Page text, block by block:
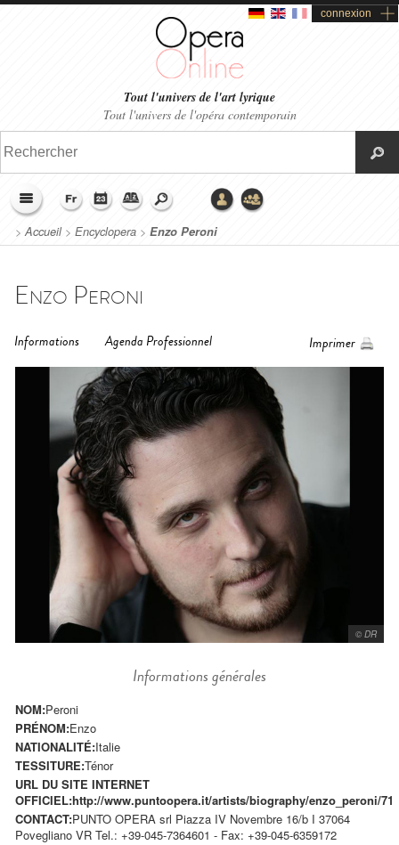
connexion
Tout l'univers de l'art lyrique
Tout l'univers de l'opéra contemporain
>Accueil> Encyclopera > Enzo Peroni
Enzo Peroni
Informations Agenda Professionnel Imprimer
© DR
Informations générales
NOM:Peroni
PRÉNOM:Enzo
NATIONALITÉ:Italie
TESSITURE:Ténor
URL DU SITE INTERNET
OFFICIEL:http://www.puntoopera.it/artists/biography/enzo_peroni/71
CONTACT:PUNTO OPERA srl Piazza IV Novembre 16/b I 37064
Povegliano VR Tel.: +39-045-7364601 - Fax: +39-045-6359172